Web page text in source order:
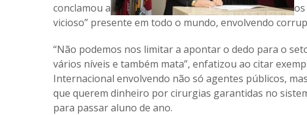
conclamou a
vicioso” presente em todo o mundo, envolvendo
“Não podemos nos limitar a apontar o dedo para o
vários níveis e também mata”, enfatizou ao citar
Internacional envolvendo não só agentes públicos,
que querem dinheiro por cirurgias garantidas no
para passar aluno de ano.